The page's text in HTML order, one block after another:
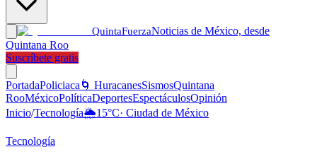
QuintaFuerzaNoticias de México, desde
Quintana Roo
Suscríbete gratis
PortadaPoliciaca 🌀 HuracanesSismosQuintana
RooMéxicoPolíticaDeportesEspectáculosOpinión
Inicio/Tecnología🌦️15°C· Ciudad de México
Tecnología